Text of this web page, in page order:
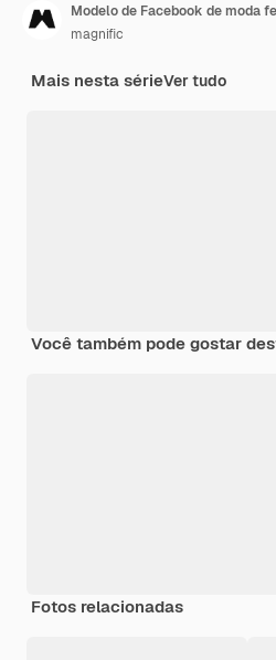
Modelo de Facebook de moda
magnific
Mais nesta sérieVer tudo
Você também pode gostar
Fotos relacionadas